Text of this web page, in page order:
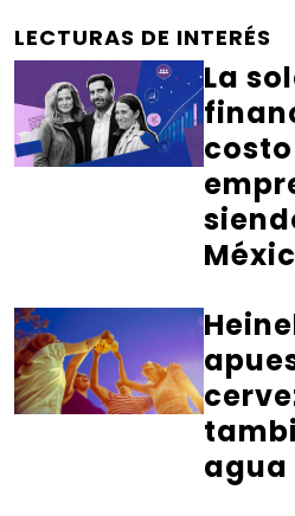
LECTURAS DE INTERÉS
La
agua